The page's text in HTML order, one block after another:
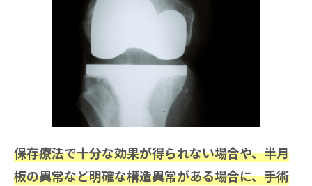
保存療法で十分な効果が得られない場合や、半月
板の異常など明確な構造異常がある場合に、手術